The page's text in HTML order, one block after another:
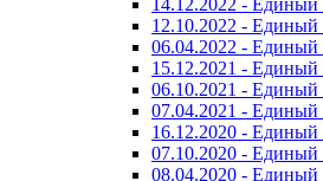
12.10.2022 -
06.04.2022 -
15.12.2021 -
06.10.2021 -
07.04.2021 - Единый
16.12.2020 - Единый
07.10.2020 -
08.04.2020 -